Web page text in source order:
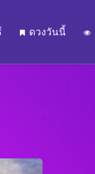
ดวงวันนี้